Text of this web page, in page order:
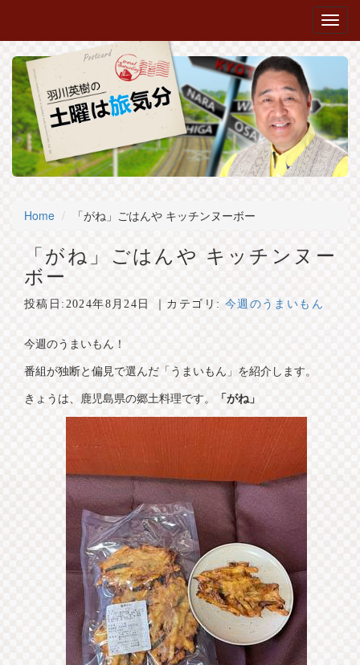
Home 「がね」ごはんや キッチンヌーボー
「がね」ごはんや キッチンヌー
ボー
投稿日: 2024年8月24日 ｜カテゴリ: 今週のうまいもん
今週のうまいもん！
番組が独断と偏見で選んだ「うまいもん」を紹介します。
きょうは、鹿児島県の郷土料理です。
「がね」